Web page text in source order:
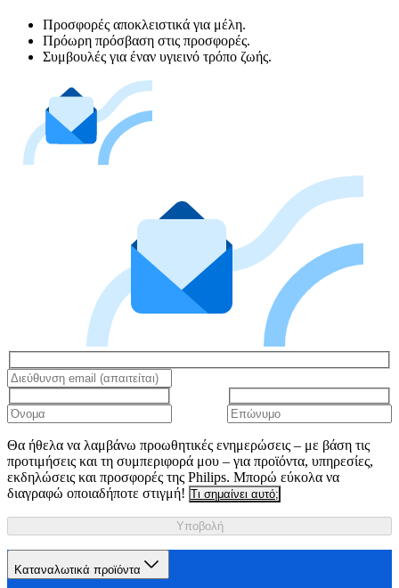
Προσφορές αποκλειστικά για μέλη.
Πρόωρη πρόσβαση στις προσφορές.
Συμβουλές για έναν υγιεινό τρόπο ζωής.
Θα ήθελα να λαμβάνω προωθητικές ενημερώσεις – με βάση τις
προτιμήσεις και τη συμπεριφορά μου – για προϊόντα, υπηρεσίες,
εκδηλώσεις και προσφορές της Philips. Μπορώ εύκολα να
διαγραφώ οποιαδήποτε στιγμή! Τι σημαίνει αυτό;
Υποβολή
Καταναλωτικά προϊόντα